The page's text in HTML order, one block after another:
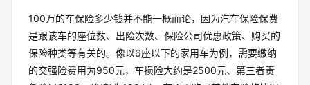
100万的车保险多少钱并不能一概而论，因为汽车保险保费
是跟该车的座位数、出险次数、保险公司优惠政策、购买的
保险种类等有关的。像以6座以下的家用车为例，需要缴纳
的交强险费用为950元，车损险大约是2500元、第三者责